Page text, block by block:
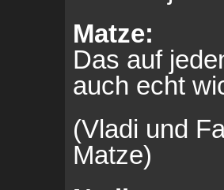
Matze:
Das auf
auch echt
(Vladi und
Matze)